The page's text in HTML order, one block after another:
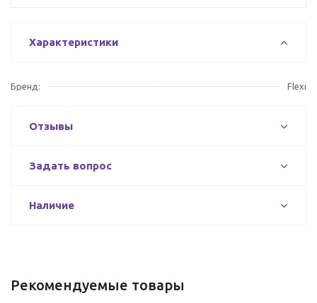
Характеристики
Бренд: Flexi
Отзывы
Задать вопрос
Наличие
Рекомендуемые товары